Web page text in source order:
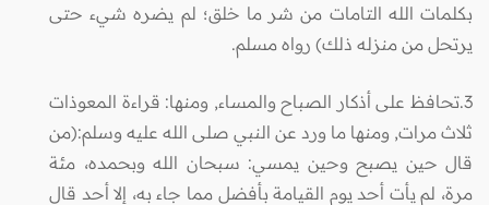
بكلمات الله التامات من شر ما خلق؛ لم يضره شيء حتى
يرتحل من منزله ذلك‏) رواه مسلم.
3.تحافظ على أذكار الصباح والمساء, ومنها: قراءة المعوذات
ثلاث مرات, ومنها ما ورد عن النبي صلى الله عليه وسلم:(من
قال حين يصبح وحين يمسي: سبحان الله وبحمده، مئة
مرة، لم يأت أحد يوم القيامة بأفضل مما جاء به، إلا أحد قال